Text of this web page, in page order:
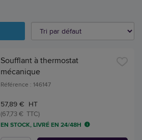
Soufflant à thermostat
mécanique
Référence : 146147
57,89 € HT
(67,73 € TTC)
EN STOCK, LIVRÉ EN 24/48H